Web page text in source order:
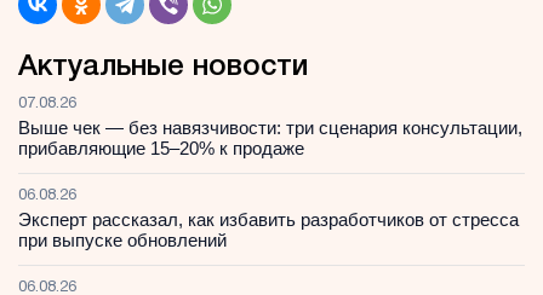
Актуальные новости
07.08.26
Выше чек — без навязчивости: три сценария консультации,
прибавляющие 15–20% к продаже
06.08.26
Эксперт рассказал, как избавить разработчиков от стресса
при выпуске обновлений
06.08.26